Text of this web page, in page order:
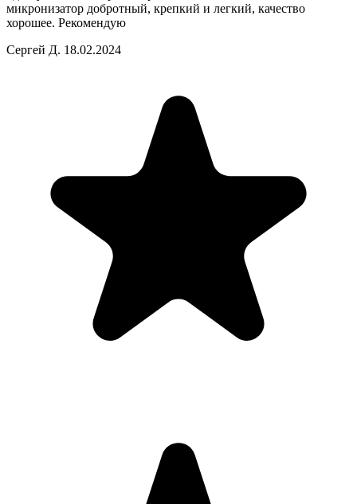
микронизатор добротный, крепкий и легкий, качество
хорошее. Рекомендую
Сергей Д. 18.02.2024